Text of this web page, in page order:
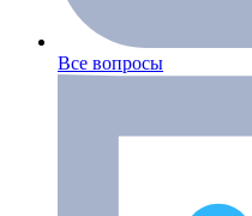
Все вопросы